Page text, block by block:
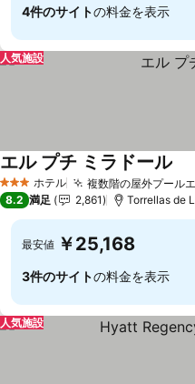
4件のサイトの料金を表示
人気施設
3 ホテルのランク
ホテル 複数階の屋外プール
エル プチ ミラドール
8.2 満足 2,861 Torrellas de
最安値 ￥25,168
3件のサイトの料金を表示
人気施設